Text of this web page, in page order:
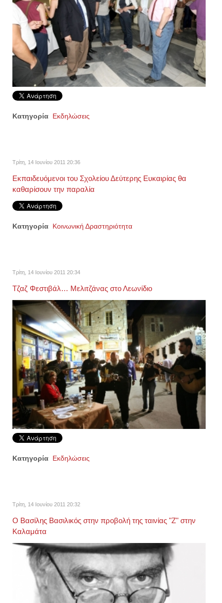
Κατηγορία Εκδηλώσεις
Τρίτη, 14 Ιουνίου 2011 20:36
Εκπαιδευόμενοι του Σχολείου Δεύτερης Ευκαιρίας θα
καθαρίσουν την παραλία
Κατηγορία Κοινωνική Δραστηριότητα
Τρίτη, 14 Ιουνίου 2011 20:34
Τζαζ Φεστιβάλ… Μελιτζάνας στο Λεωνίδιο
Κατηγορία Εκδηλώσεις
Τρίτη, 14 Ιουνίου 2011 20:32
Ο Βασίλης Βασιλικός στην προβολή της ταινίας "Ζ" στην
Καλαμάτα